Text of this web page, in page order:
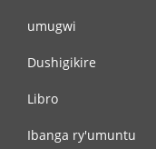
umugwi
Dushigikire
Libro
Ibanga ry'umuntu